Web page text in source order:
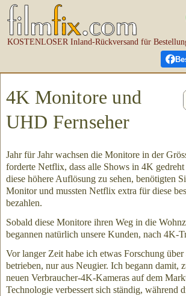
KOSTENLOSER Inland-Rückversand für
4K Monitore und
UHD Fernseher
Jahr für Jahr wachsen die Monitore in der
forderte Netflix, dass alle Shows in 4K
diese höhere Auflösung zu sehen, benötigten
Monitor und mussten Netflix extra für diese
bezahlen.
Sobald diese Monitore ihren Weg in die
begannen natürlich unsere Kunden, nach 4K-
Vor langer Zeit habe ich etwas Forschung
betrieben, nur aus Neugier. Ich begann damit,
neuen Verbraucher-4K-Kameras auf dem
Technologie verbessert sich ständig, während